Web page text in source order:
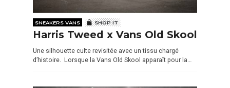
SNEAKERS VANS SHOP IT
Harris Tweed x Vans Old Skool
Une silhouette culte revisitée avec un tissu chargé
d’histoire. Lorsque la Vans Old Skool apparaît pour la…